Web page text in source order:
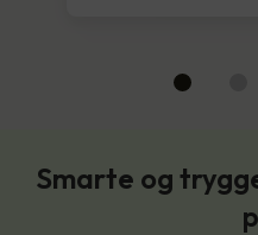
Smarte og